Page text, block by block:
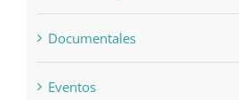
Documentales
Eventos